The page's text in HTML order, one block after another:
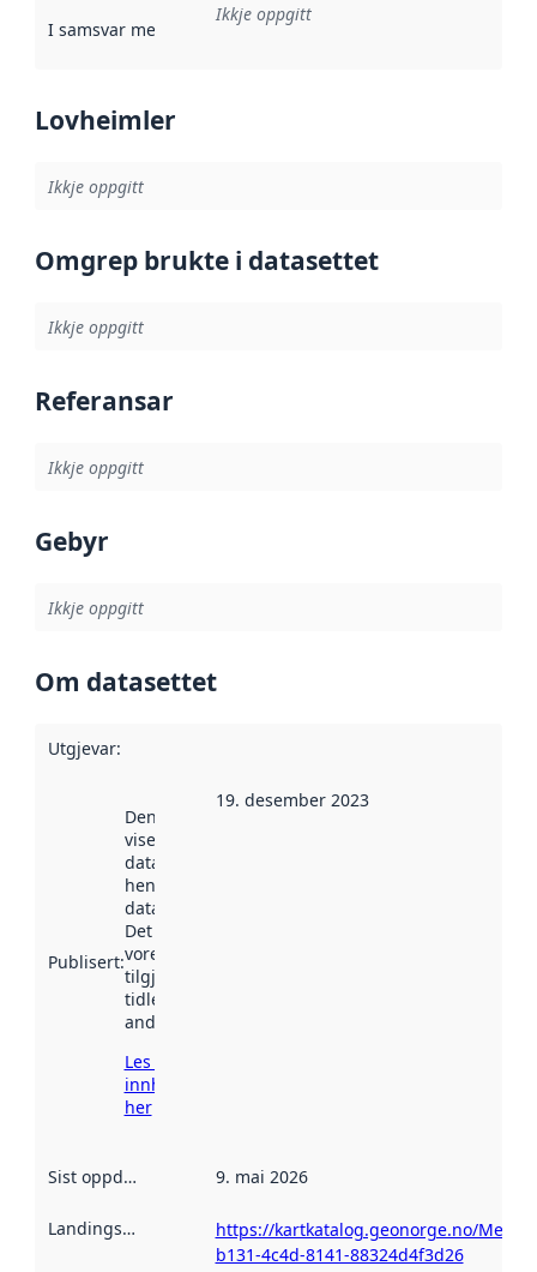
I samsvar med Referanse til ei implementeringsregel eller
Ikkje oppgitt
Lovheimler
Ikkje oppgitt
Omgrep brukte i datasettet
Ikkje oppgitt
Referansar
Ikkje oppgitt
Gebyr
Ikkje oppgitt
Om datasettet
Utgjevar:
Publisert:
Denne datoen
viser når
datasettet vart
henta inn av
data.norge.no.
Det kan ha
vore
tilgjengeleg
tidlegare
andre stader.
Les meir om
innhenting
her
19. desember 2023
Sist oppdatert 9. mai 2026
Landingsside
https://kartkatalog.geonorge.no/
b131-4c4d-8141-88324d4f3d26